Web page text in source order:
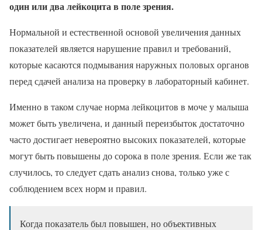
один или два лейкоцита в поле зрения.
Нормальной и естественной основой увеличения данных
показателей является нарушение правил и требований,
которые касаются подмывания наружных половых органов
перед сдачей анализа на проверку в лабораторный кабинет.
Именно в таком случае норма лейкоцитов в моче у малыша
может быть увеличена, и данный переизбыток достаточно
часто достигает невероятно высоких показателей, которые
могут быть повышены до сорока в поле зрения. Если же так
случилось, то следует сдать анализ снова, только уже с
соблюдением всех норм и правил.
Когда показатель был повышен, но объективных